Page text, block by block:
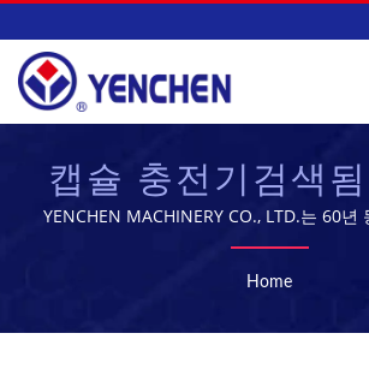
캡슐 충전기검색
제조 장비 공급
YENCHEN
YENCHEN MACHINERY CO., LTD.는 60년
조에 전문화되어 있습니다.
Home